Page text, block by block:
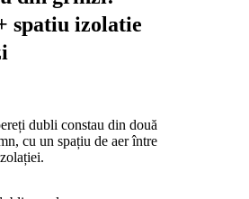
spatiu izolatie
dubli constau din două
cu un spațiu de aer între